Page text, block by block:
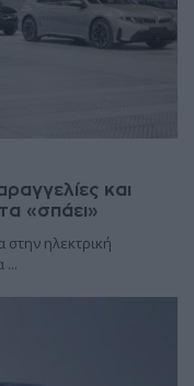
και
«σπάει»
ηλεκτρική
...